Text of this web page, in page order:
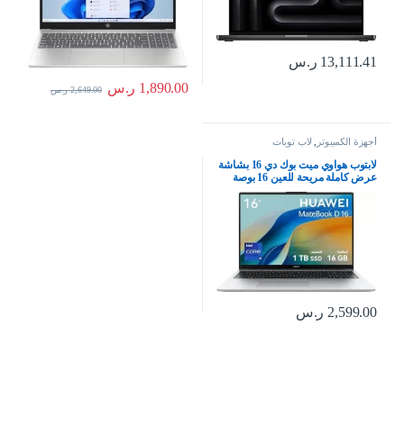
13,111.41 ر.س
1,890.00 ر.س 2,649.00 ر.س
أجهزة الكمبيوتر لاب توبات
لابتوب هواوي ميت بوك دي 16 بشاشة
عرض كاملة مريحة للعين 16 بوصة
هيكل خفيف ومعدني معالج كور i9
عالي الأداء جيل 13 ذاكرة رام 16
جيجابايت+ SSD سعة 1 تيرابايت،
لوحة مفاتيح رقمية انجليزي/عربي لون
2,599.00 ر.س